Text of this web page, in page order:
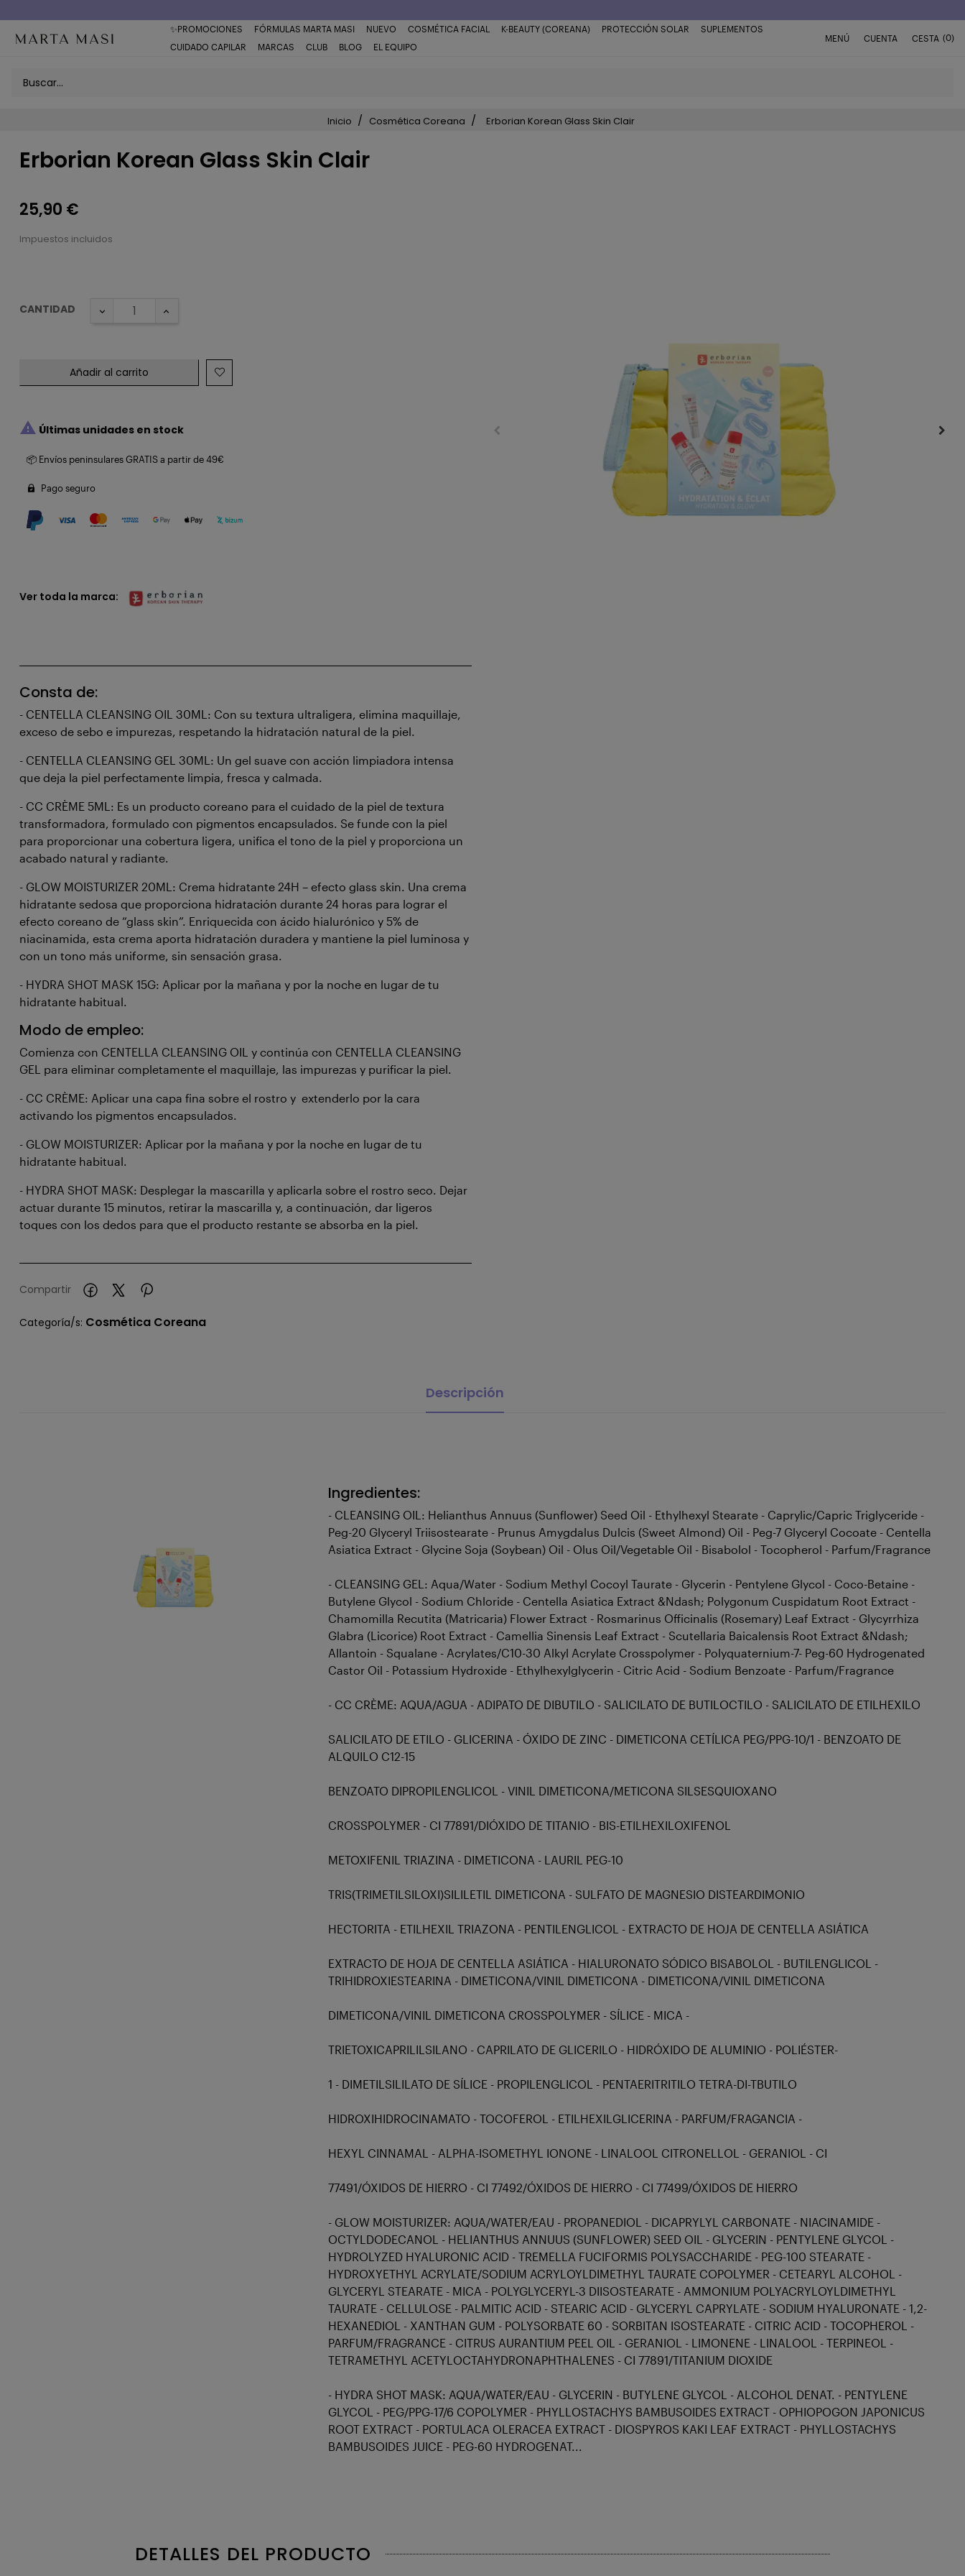
✨PROMOCIONES FÓRMULAS MARTA MASI NUEVO COSMÉTICA FACIAL K-BEAUTY (COREANA) PROTECCIÓN SOLAR
SUPLEMENTOS
CUIDADO CAPILAR
MARCAS CLUB BLOG EL EQUIPO
MENÚ CUENTA CESTA (0)
Inicio Cosmética Coreana Erborian Korean Glass Skin Clair
Erborian Korean Glass Skin Clair
Compartir
25,90 €
Impuestos incluidos
Ver toda la marca:
Consta de:
- CENTELLA CLEANSING OIL 30ML: Con su textura ultraligera, elimina maquillaje,
exceso de sebo e impurezas, respetando la hidratación natural de la piel.
- CENTELLA CLEANSING GEL 30ML: Un gel suave con acción limpiadora intensa
que deja la piel perfectamente limpia, fresca y calmada.
- CC CRÈME 5ML: Es un producto coreano para el cuidado de la piel de textura
transformadora, formulado con pigmentos encapsulados. Se funde con la piel
para proporcionar una cobertura ligera, unifica el tono de la piel y proporciona un
acabado natural y radiante.
- GLOW MOISTURIZER 20ML: Crema hidratante 24H – efecto glass skin. Una crema
hidratante sedosa que proporciona hidratación durante 24 horas para lograr el
efecto coreano de “glass skin”. Enriquecida con ácido hialurónico y 5% de
niacinamida, esta crema aporta hidratación duradera y mantiene la piel luminosa y
con un tono más uniforme, sin sensación grasa.
- HYDRA SHOT MASK 15G: Aplicar por la mañana y por la noche en lugar de tu
hidratante habitual.
Modo de empleo:
Comienza con CENTELLA CLEANSING OIL y continúa con CENTELLA CLEANSING
GEL para eliminar completamente el maquillaje, las impurezas y purificar la piel.
- CC CRÈME: Aplicar una capa fina sobre el rostro y extenderlo por la cara
activando los pigmentos encapsulados.
- GLOW MOISTURIZER: Aplicar por la mañana y por la noche en lugar de tu
hidratante habitual.
- HYDRA SHOT MASK: Desplegar la mascarilla y aplicarla sobre el rostro seco. Dejar
actuar durante 15 minutos, retirar la mascarilla y, a continuación, dar ligeros
toques con los dedos para que el producto restante se absorba en la piel.
Categoría/s: Cosmética Coreana
CANTIDAD
Añadir al carrito
 Últimas unidades en stock
📦 Envíos peninsulares GRATIS a partir de 49€
Pago seguro
Descripción
Ingredientes:
- CLEANSING OIL: Helianthus Annuus (Sunflower) Seed Oil - Ethylhexyl Stearate - Caprylic/Capric Triglyceride -
Peg-20 Glyceryl Triisostearate - Prunus Amygdalus Dulcis (Sweet Almond) Oil - Peg-7 Glyceryl Cocoate - Centella
Asiatica Extract - Glycine Soja (Soybean) Oil - Olus Oil/Vegetable Oil - Bisabolol - Tocopherol - Parfum/Fragrance
- CLEANSING GEL: Aqua/Water - Sodium Methyl Cocoyl Taurate - Glycerin - Pentylene Glycol - Coco-Betaine -
Butylene Glycol - Sodium Chloride - Centella Asiatica Extract &Ndash; Polygonum Cuspidatum Root Extract -
Chamomilla Recutita (Matricaria) Flower Extract - Rosmarinus Officinalis (Rosemary) Leaf Extract - Glycyrrhiza
Glabra (Licorice) Root Extract - Camellia Sinensis Leaf Extract - Scutellaria Baicalensis Root Extract &Ndash;
Allantoin - Squalane - Acrylates/C10-30 Alkyl Acrylate Crosspolymer - Polyquaternium-7- Peg-60 Hydrogenated
Castor Oil - Potassium Hydroxide - Ethylhexylglycerin - Citric Acid - Sodium Benzoate - Parfum/Fragrance
- CC CRÈME: AQUA/AGUA - ADIPATO DE DIBUTILO - SALICILATO DE BUTILOCTILO - SALICILATO DE ETILHEXILO
SALICILATO DE ETILO - GLICERINA - ÓXIDO DE ZINC - DIMETICONA CETÍLICA PEG/PPG-10/1 - BENZOATO DE
ALQUILO C12-15
BENZOATO DIPROPILENGLICOL - VINIL DIMETICONA/METICONA SILSESQUIOXANO
CROSSPOLYMER - CI 77891/DIÓXIDO DE TITANIO - BIS-ETILHEXILOXIFENOL
METOXIFENIL TRIAZINA - DIMETICONA - LAURIL PEG-10
TRIS(TRIMETILSILOXI)SILILETIL DIMETICONA - SULFATO DE MAGNESIO DISTEARDIMONIO
HECTORITA - ETILHEXIL TRIAZONA - PENTILENGLICOL - EXTRACTO DE HOJA DE CENTELLA ASIÁTICA
EXTRACTO DE HOJA DE CENTELLA ASIÁTICA - HIALURONATO SÓDICO BISABOLOL - BUTILENGLICOL -
TRIHIDROXIESTEARINA - DIMETICONA/VINIL DIMETICONA - DIMETICONA/VINIL DIMETICONA
DIMETICONA/VINIL DIMETICONA CROSSPOLYMER - SÍLICE - MICA -
TRIETOXICAPRILILSILANO - CAPRILATO DE GLICERILO - HIDRÓXIDO DE ALUMINIO - POLIÉSTER-
1 - DIMETILSILILATO DE SÍLICE - PROPILENGLICOL - PENTAERITRITILO TETRA-DI-TBUTILO
HIDROXIHIDROCINAMATO - TOCOFEROL - ETILHEXILGLICERINA - PARFUM/FRAGANCIA -
HEXYL CINNAMAL - ALPHA-ISOMETHYL IONONE - LINALOOL CITRONELLOL - GERANIOL - CI
77491/ÓXIDOS DE HIERRO - CI 77492/ÓXIDOS DE HIERRO - CI 77499/ÓXIDOS DE HIERRO
- GLOW MOISTURIZER: AQUA/WATER/EAU - PROPANEDIOL - DICAPRYLYL CARBONATE - NIACINAMIDE -
OCTYLDODECANOL - HELIANTHUS ANNUUS (SUNFLOWER) SEED OIL - GLYCERIN - PENTYLENE GLYCOL -
HYDROLYZED HYALURONIC ACID - TREMELLA FUCIFORMIS POLYSACCHARIDE - PEG-100 STEARATE -
HYDROXYETHYL ACRYLATE/SODIUM ACRYLOYLDIMETHYL TAURATE COPOLYMER - CETEARYL ALCOHOL -
GLYCERYL STEARATE - MICA - POLYGLYCERYL-3 DIISOSTEARATE - AMMONIUM POLYACRYLOYLDIMETHYL
TAURATE - CELLULOSE - PALMITIC ACID - STEARIC ACID - GLYCERYL CAPRYLATE - SODIUM HYALURONATE - 1,2-
HEXANEDIOL - XANTHAN GUM - POLYSORBATE 60 - SORBITAN ISOSTEARATE - CITRIC ACID - TOCOPHEROL -
PARFUM/FRAGRANCE - CITRUS AURANTIUM PEEL OIL - GERANIOL - LIMONENE - LINALOOL - TERPINEOL -
TETRAMETHYL ACETYLOCTAHYDRONAPHTHALENES - CI 77891/TITANIUM DIOXIDE
- HYDRA SHOT MASK: AQUA/WATER/EAU - GLYCERIN - BUTYLENE GLYCOL - ALCOHOL DENAT. - PENTYLENE
GLYCOL - PEG/PPG-17/6 COPOLYMER - PHYLLOSTACHYS BAMBUSOIDES EXTRACT - OPHIOPOGON JAPONICUS
ROOT EXTRACT - PORTULACA OLERACEA EXTRACT - DIOSPYROS KAKI LEAF EXTRACT - PHYLLOSTACHYS
BAMBUSOIDES JUICE - PEG-60 HYDROGENAT...
DETALLES DEL PRODUCTO